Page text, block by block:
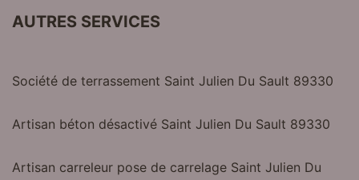
AUTRES SERVICES
Société de terrassement Saint Julien Du Sault 89330
Artisan béton désactivé Saint Julien Du Sault 89330
Artisan carreleur pose de carrelage Saint Julien Du